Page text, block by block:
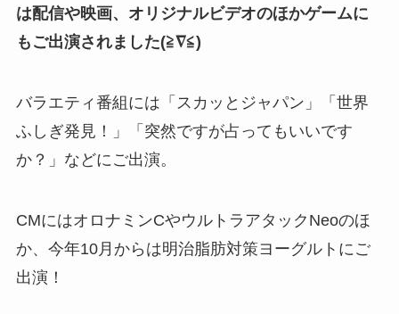
は配信や映画、オリジナルビデオのほかゲームに
もご出演されました(≧∇≦)
バラエティ番組には「スカッとジャパン」「世界
ふしぎ発見！」「突然ですが占ってもいいです
か？」などにご出演。
CMにはオロナミンCやウルトラアタックNeoのほ
か、今年10月からは明治脂肪対策ヨーグルトにご
出演！